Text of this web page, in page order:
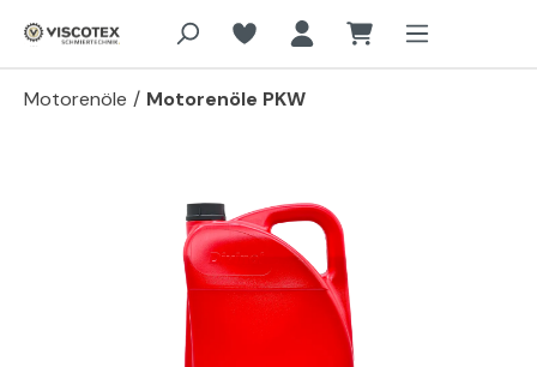
Zum Hauptinhalt springen
Motorenöle / Motorenöle PKW